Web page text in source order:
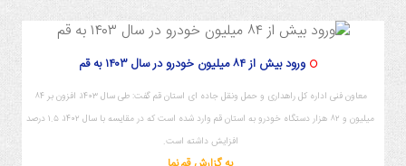
ورود بیش از ۸۴ میلیون خودرو در سال ۱۴۰۳ به قم
معاون فنی اداره کل راهداری و حمل ونقل جاده ای استان قم گفت: طی سال ۱۴۰۳، افزون بر ۸۴
میلیون و ۸۲ هزار دستگاه خودرو به استان قم وارد شده است که در مقایسه با سال ۱۴۰۲، ۱.۵ درصد
افزایش داشته است.